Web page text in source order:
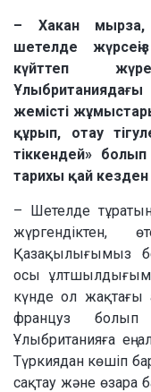
– Хакан мырза,
шетелде
күйттеп
жемісті
құрып, отау
тіккендей»
тарихы қай
– Шетелде
Қазақылығымыз
осы
күнде ол жақтағы
француз
Ұлыбританияға ең
Түркиядан көшіп
сақтау және өзара